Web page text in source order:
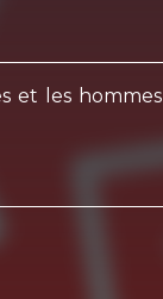
et les